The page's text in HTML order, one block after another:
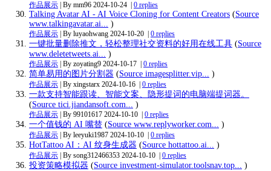
作品展示 | By mm96 2024-10-24 0 replies
Talking Avatar AI - AI Voice Cloning for Content Creators (Source
www.talkingavatar.ai...
)
作品展示 | By luyaohwang 2024-10-20 0 replies
一键批量删除推文，轻松整理社交资料的好用在线工具 (Source
www.deletetweets.ai...
)
作品展示 | By zoyating9 2024-10-17 0 replies
简单易用的图片分割器 (Source imagesplitter.vip... )
作品展示 | By xingstarx 2024-10-16 0 replies
一款支持智能跟读、智能文案、隐形提词的电脑端提词器。
(Source tici.jiandansoft.com... )
作品展示 | By 99101617 2024-10-10 0 replies
一个值钱的 AI 嘴替 (Source www.replyworker.com... )
作品展示 | By leeyuki1987 2024-10-10 0 replies
HotTattoo AI：AI 纹身生成器 (Source hottattoo.ai... )
作品展示 | By song312466353 2024-10-10 0 replies
投资策略模拟器 (Source investment-simulator.toolsnav.top... )